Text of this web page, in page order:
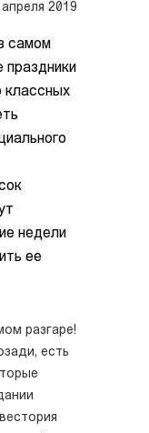
апреля 2019
самом
праздники
классных
недели
ее
разгаре!
есть